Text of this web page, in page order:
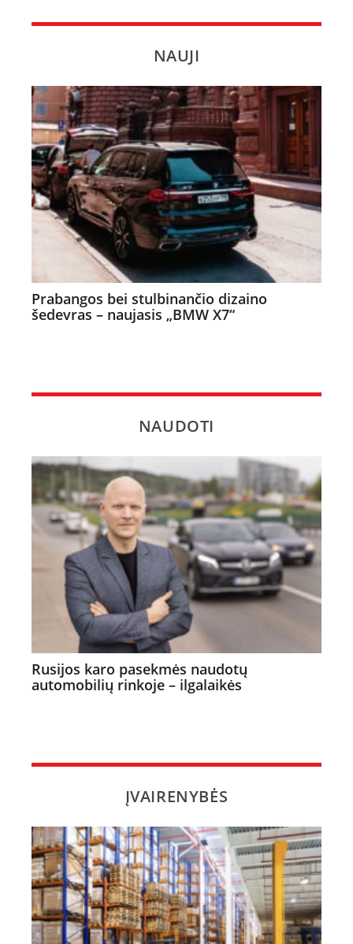
NAUJI
Prabangos bei stulbinančio dizaino
šedevras – naujasis „BMW X7“
NAUDOTI
Rusijos karo pasekmės naudotų
automobilių rinkoje – ilgalaikės
ĮVAIRENYBĖS